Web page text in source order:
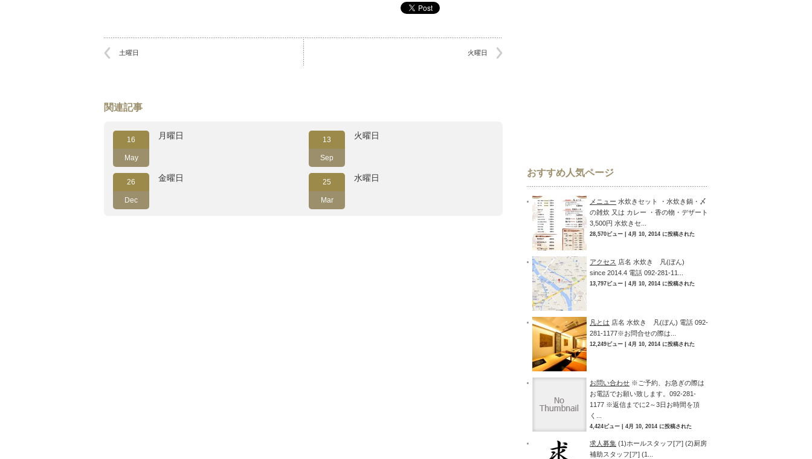
土曜日 火曜日
関連記事
16
May
月曜日 13
Sep
火曜日
26
Dec
金曜日 25
Mar
水曜日 おすすめ人気ページ
メニュー 水炊きセット ・水炊き鍋・〆
の雑炊 又は カレー ・香の物・デザート
3,500円 水炊きセ...
28,570ビュー 4月 10, 2014 に投稿された
アクセス 店名 水炊き 凡(ぼん)
since 2014.4 電話 092-281-11...
13,797ビュー 4月 10, 2014 に投稿された
凡とは 店名 水炊き 凡(ぼん) 電話 092-
281-1177※お問合せの際は...
12,249ビュー 4月 10, 2014 に投稿された
お問い合わせ ※ご予約、お急ぎの際は
お電話でお願い致します。092-281-
1177 ※返信までに2～3日お時間を頂
く...
4,424ビュー 4月 10, 2014 に投稿された
求人募集 (1)ホールスタッフ[ア] (2)厨房
補助スタッフ[ア] (1...